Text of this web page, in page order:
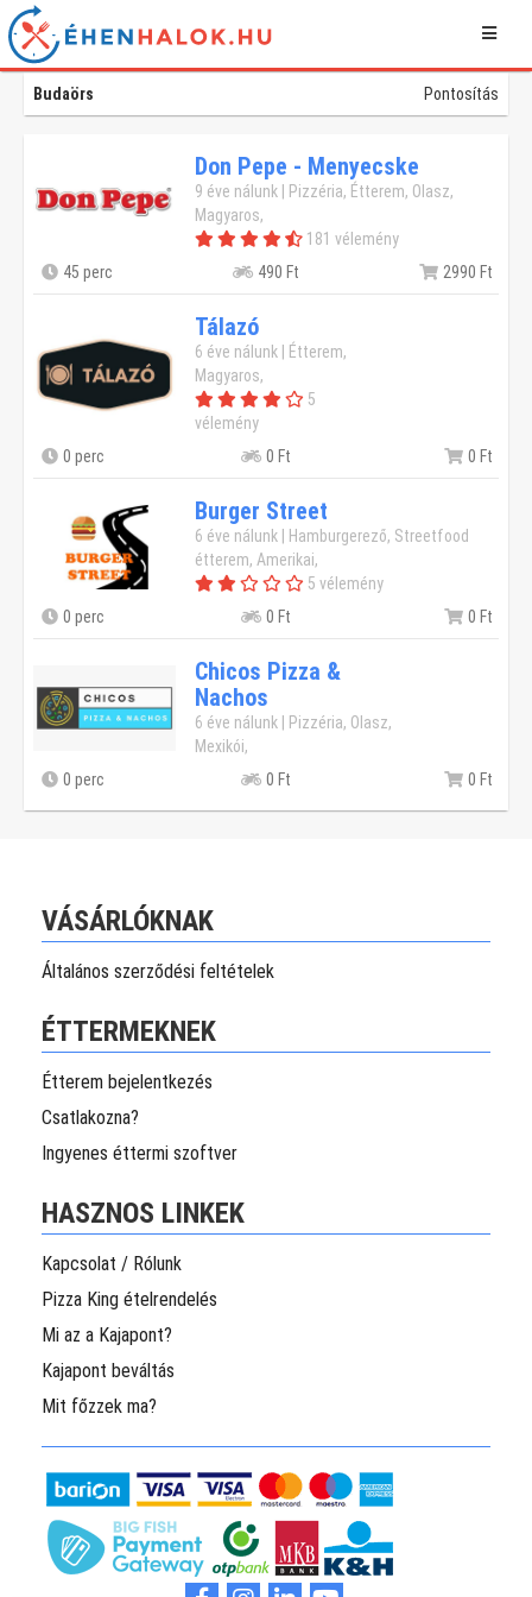
Budaörs Pontosítás
Don Pepe - Menyecske
9 éve nálunk | Pizzéria, Étterem, Olasz,
Magyaros,
181 vélemény
45 perc
490 Ft 2990 Ft
Tálazó
6 éve nálunk | Étterem,
Magyaros,
5
vélemény
0 perc
0 Ft 0 Ft
Burger Street
6 éve nálunk | Hamburgerező, Streetfood
étterem, Amerikai,
5 vélemény
0 perc
0 Ft 0 Ft
Chicos Pizza &
Nachos
6 éve nálunk | Pizzéria, Olasz,
Mexikói,
0 perc
0 Ft 0 Ft
VÁSÁRLÓKNAK
Általános szerződési feltételek
ÉTTERMEKNEK
Étterem bejelentkezés
Csatlakozna?
Ingyenes éttermi szoftver
HASZNOS LINKEK
Kapcsolat / Rólunk
Pizza King ételrendelés
Mi az a Kajapont?
Kajapont beváltás
Mit főzzek ma?